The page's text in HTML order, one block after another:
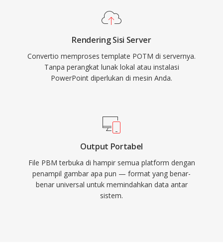
Rendering Sisi Server
Convertio memproses template POTM di servernya.
Tanpa perangkat lunak lokal atau instalasi
PowerPoint diperlukan di mesin Anda.
Output Portabel
File PBM terbuka di hampir semua platform dengan
penampil gambar apa pun — format yang benar-
benar universal untuk memindahkan data antar
sistem.